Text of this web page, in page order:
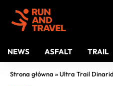
NEWS ASFALT TRAIL
Strona główna »Ultra Trail